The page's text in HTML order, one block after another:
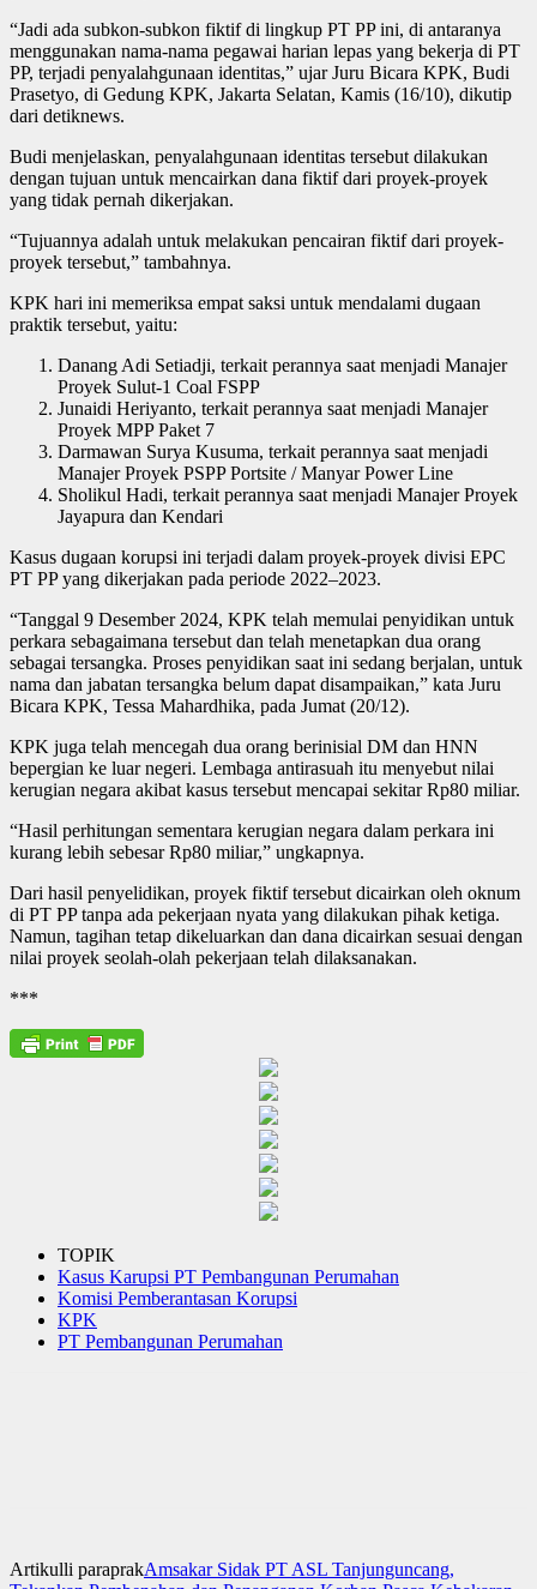
“Jadi ada subkon-subkon fiktif di lingkup PT PP ini, di antaranya
menggunakan nama-nama pegawai harian lepas yang bekerja di PT
PP, terjadi penyalahgunaan identitas,” ujar Juru Bicara KPK, Budi
Prasetyo, di Gedung KPK, Jakarta Selatan, Kamis (16/10), dikutip
dari detiknews.
Budi menjelaskan, penyalahgunaan identitas tersebut dilakukan
dengan tujuan untuk mencairkan dana fiktif dari proyek-proyek
yang tidak pernah dikerjakan.
“Tujuannya adalah untuk melakukan pencairan fiktif dari proyek-
proyek tersebut,” tambahnya.
KPK hari ini memeriksa empat saksi untuk mendalami dugaan
praktik tersebut, yaitu:
Danang Adi Setiadji, terkait perannya saat menjadi Manajer
Proyek Sulut-1 Coal FSPP
Junaidi Heriyanto, terkait perannya saat menjadi Manajer
Proyek MPP Paket 7
Darmawan Surya Kusuma, terkait perannya saat menjadi
Manajer Proyek PSPP Portsite / Manyar Power Line
Sholikul Hadi, terkait perannya saat menjadi Manajer Proyek
Jayapura dan Kendari
Kasus dugaan korupsi ini terjadi dalam proyek-proyek divisi EPC
PT PP yang dikerjakan pada periode 2022–2023.
“Tanggal 9 Desember 2024, KPK telah memulai penyidikan untuk
perkara sebagaimana tersebut dan telah menetapkan dua orang
sebagai tersangka. Proses penyidikan saat ini sedang berjalan, untuk
nama dan jabatan tersangka belum dapat disampaikan,” kata Juru
Bicara KPK, Tessa Mahardhika, pada Jumat (20/12).
KPK juga telah mencegah dua orang berinisial DM dan HNN
bepergian ke luar negeri. Lembaga antirasuah itu menyebut nilai
kerugian negara akibat kasus tersebut mencapai sekitar Rp80 miliar.
“Hasil perhitungan sementara kerugian negara dalam perkara ini
kurang lebih sebesar Rp80 miliar,” ungkapnya.
Dari hasil penyelidikan, proyek fiktif tersebut dicairkan oleh oknum
di PT PP tanpa ada pekerjaan nyata yang dilakukan pihak ketiga.
Namun, tagihan tetap dikeluarkan dan dana dicairkan sesuai dengan
nilai proyek seolah-olah pekerjaan telah dilaksanakan.
***
TOPIK
Kasus Karupsi PT Pembangunan Perumahan
Komisi Pemberantasan Korupsi
KPK
PT Pembangunan Perumahan
Artikulli paraprakAmsakar Sidak PT ASL Tanjunguncang,